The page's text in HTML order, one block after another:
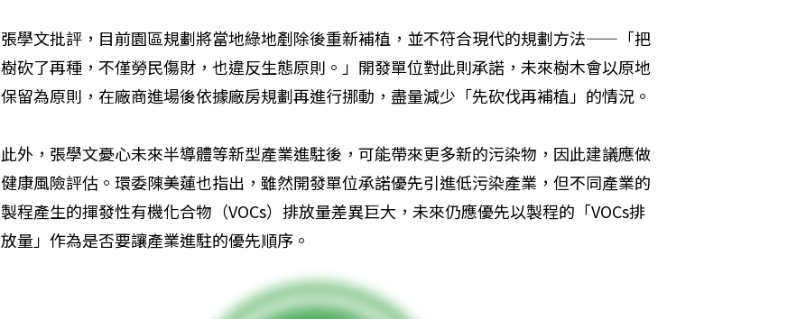
張學文批評，目前園區規劃將當地綠地剷除後重新補植，並不符合現代的規劃方法——「把
樹砍了再種，不僅勞民傷財，也違反生態原則。」開發單位對此則承諾，未來樹木會以原地
保留為原則，在廠商進場後依據廠房規劃再進行挪動，盡量減少「先砍伐再補植」的情況。
此外，張學文憂心未來半導體等新型產業進駐後，可能帶來更多新的污染物，因此建議應做
健康風險評估。環委陳美蓮也指出，雖然開發單位承諾優先引進低污染產業，但不同產業的
製程產生的揮發性有機化合物（VOCs）排放量差異巨大，未來仍應優先以製程的「VOCs排
放量」作為是否要讓產業進駐的優先順序。